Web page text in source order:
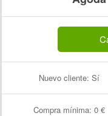
Nuevo cliente: Sí
Compra mínima: 0 €